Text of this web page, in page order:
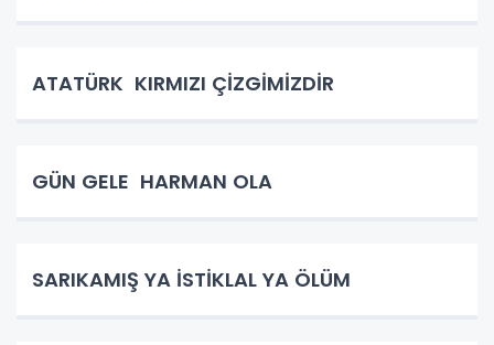
ATATÜRK KIRMIZI ÇİZGİMİZDİR
GÜN GELE HARMAN OLA
SARIKAMIŞ YA İSTİKLAL YA ÖLÜM